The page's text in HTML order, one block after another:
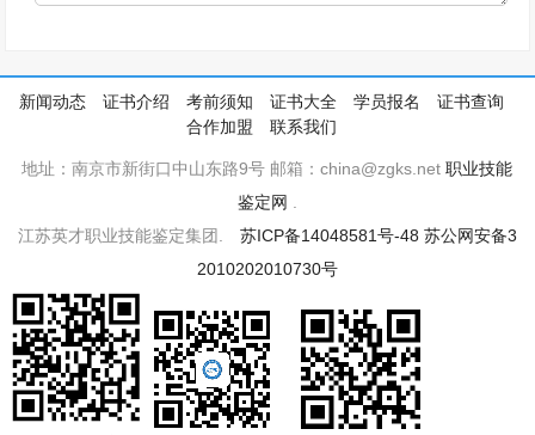
新闻动态 证书介绍 考前须知 证书大全 学员报名
证书查询
合作加盟
联系我们
地址：南京市新街口中山东路9号 邮箱：china@zgks.net职业技能
鉴定网 .
江苏英才职业技能鉴定集团. 苏ICP备14048581号-48 苏公网安备3
2010202010730号